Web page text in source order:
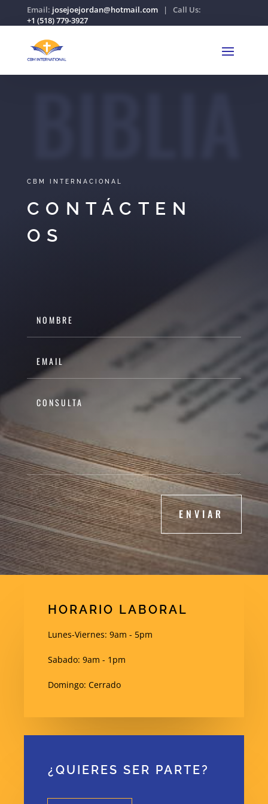
Email: josejoejordan@hotmail.com| Call Us:
+1 (518) 779-3927
CBM INTERNACIONAL
CONTÁCTEN
OS
ENVIAR
HORARIO LABORAL
Lunes-Viernes: 9am - 5pm
Sabado: 9am - 1pm
Domingo: Cerrado
¿QUIERES SER PARTE?